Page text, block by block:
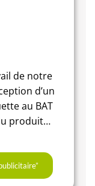
de notre
d’un
au BAT
produit…